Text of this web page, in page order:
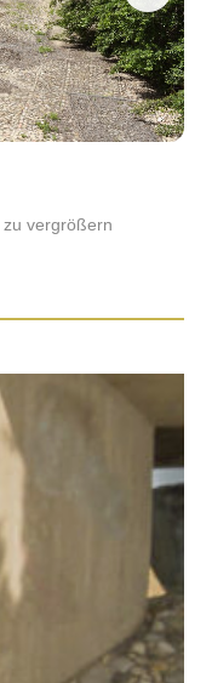
zu vergrößern